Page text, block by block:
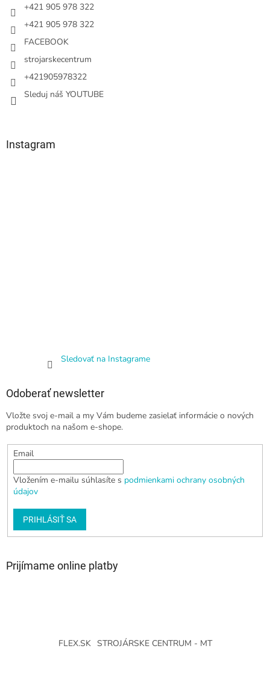
+421 905 978 322
+421 905 978 322
FACEBOOK
strojarskecentrum
+421905978322
Sleduj náš YOUTUBE
Instagram
Sledovať na Instagrame
Odoberať newsletter
Vložte svoj e-mail a my Vám budeme zasielať informácie o nových
produktoch na našom e-shope.
Email
Vložením e-mailu súhlasíte s podmienkami ochrany osobných
údajov
PRIHLÁSIŤ SA
Prijímame online platby
FLEX.SK STROJÁRSKE CENTRUM - MT